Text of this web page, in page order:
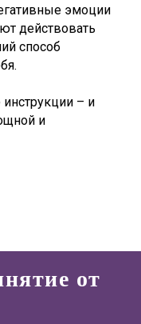
эмоции
действовать
способ
– и
и
от